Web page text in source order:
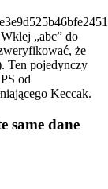
„abc” do
że
Ten pojedynczy
od
Keccak.
same dane